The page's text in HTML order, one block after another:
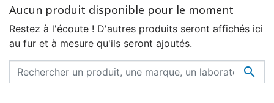
Aucun produit disponible pour le moment
Restez à l'écoute ! D'autres produits seront affichés ici
au fur et à mesure qu'ils seront ajoutés.
